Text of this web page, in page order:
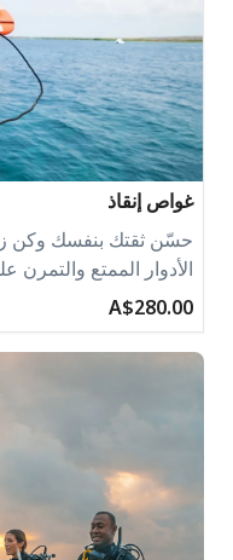
غواص إنقاذ
حسّن ثقتك بنفسك وكن
الأدوار الممتع والتمرن
A$280.00